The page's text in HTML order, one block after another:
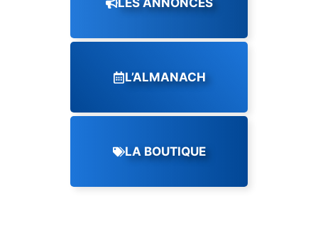
L’ALMANACH
LA BOUTIQUE